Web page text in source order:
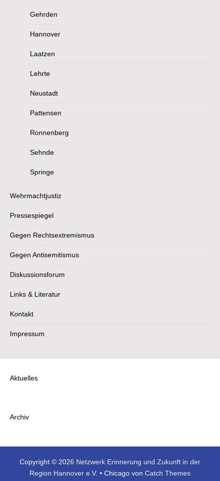
Gehrden
Hannover
Laatzen
Lehrte
Neustadt
Pattensen
Ronnenberg
Sehnde
Springe
Wehrmachtjustiz
Pressespiegel
Gegen Rechtsextremismus
Gegen Antisemitismus
Diskussionsforum
Links & Literatur
Kontakt
Impressum
Aktuelles
Archiv
Copyright © 2026 Netzwerk Erinnerung und Zukunft in der
Region Hannover e.V. • Chicago von Catch Themes